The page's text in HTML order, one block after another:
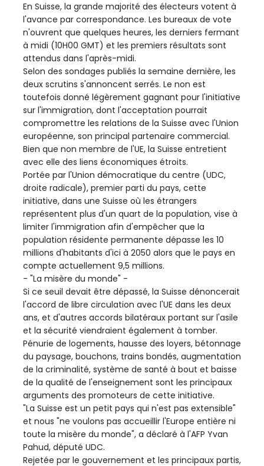
En Suisse, la grande majorité des électeurs votent à
l'avance par correspondance. Les bureaux de vote
n'ouvrent que quelques heures, les derniers fermant
à midi (10H00 GMT) et les premiers résultats sont
attendus dans l'après-midi.
Selon des sondages publiés la semaine dernière, les
deux scrutins s'annoncent serrés. Le non est
toutefois donné légèrement gagnant pour l'initiative
sur l'immigration, dont l'acceptation pourrait
compromettre les relations de la Suisse avec l'Union
européenne, son principal partenaire commercial.
Bien que non membre de l'UE, la Suisse entretient
avec elle des liens économiques étroits.
Portée par l'Union démocratique du centre (UDC,
droite radicale), premier parti du pays, cette
initiative, dans une Suisse où les étrangers
représentent plus d'un quart de la population, vise à
limiter l'immigration afin d'empêcher que la
population résidente permanente dépasse les 10
millions d'habitants d'ici à 2050 alors que le pays en
compte actuellement 9,5 millions.
- "La misère du monde" -
Si ce seuil devait être dépassé, la Suisse dénoncerait
l'accord de libre circulation avec l'UE dans les deux
ans, et d'autres accords bilatéraux portant sur l'asile
et la sécurité viendraient également à tomber.
Pénurie de logements, hausse des loyers, bétonnage
du paysage, bouchons, trains bondés, augmentation
de la criminalité, système de santé à bout et baisse
de la qualité de l'enseignement sont les principaux
arguments des promoteurs de cette initiative.
"La Suisse est un petit pays qui n'est pas extensible"
et nous "ne voulons pas accueillir l'Europe entière ni
toute la misère du monde", a déclaré à l'AFP Yvan
Pahud, député UDC.
Rejetée par le gouvernement et les principaux partis,